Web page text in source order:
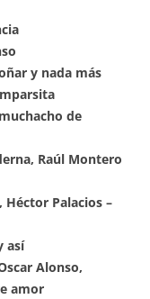
y nada más
de
Raúl Montero
Héctor Palacios –
así
Alonso,
amor